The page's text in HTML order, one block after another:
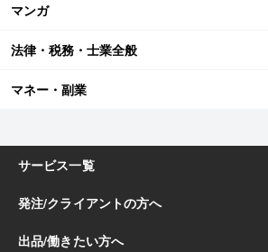
マンガ
法律・税務・士業全般
マネー・副業